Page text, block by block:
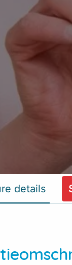
details